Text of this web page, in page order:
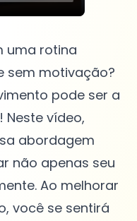
uma rotina
sem motivação?
pode ser a
vídeo,
abordagem
não apenas seu
Ao melhorar
você se sentirá